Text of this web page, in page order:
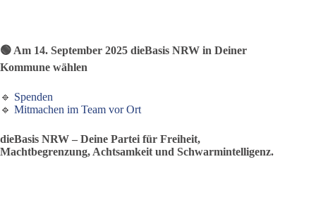
🟢 Am 14. September 2025 dieBasis NRW in Deiner
Kommune wählen
🔹 Spenden
🔹 Mitmachen im Team vor Ort
dieBasis NRW – Deine Partei für Freiheit,
Machtbegrenzung, Achtsamkeit und Schwarmintelligenz.